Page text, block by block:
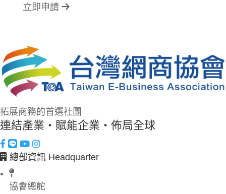
立即申請
拓展商務的首選社團
連結產業・賦能企業・佈局全球
總部資訊 Headquarter
協會總舵